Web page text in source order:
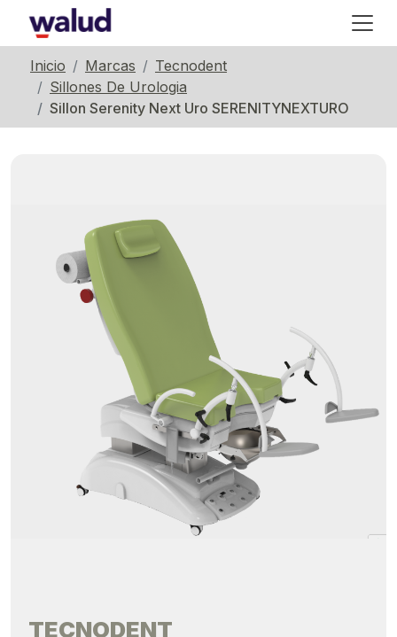
Inicio Marcas
Tecnodent
Sillones De Urologia
Sillon Serenity Next Uro SERENITYNEXTURO
TECNODENT